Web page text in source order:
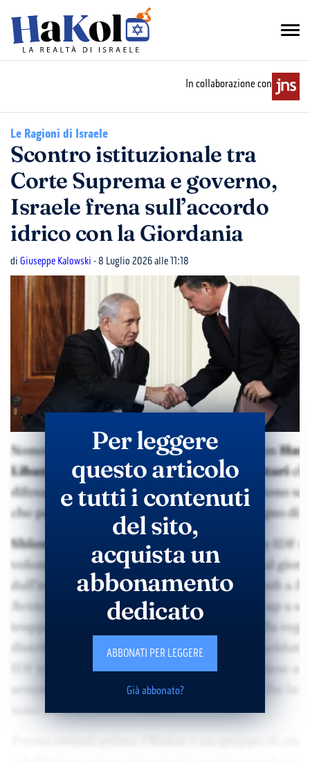
In collaborazione con
Le Ragioni di Israele
Scontro istituzionale tra
Corte Suprema e governo,
Israele frena sull’accordo
idrico con la Giordania
di Giuseppe Kalowski - 8 Luglio 2026 alle 11:18
Per leggere
questo articolo
e tutti i contenuti
del sito,
acquista un
abbonamento
dedicato
ABBONATI PER LEGGERE
Già abbonato?